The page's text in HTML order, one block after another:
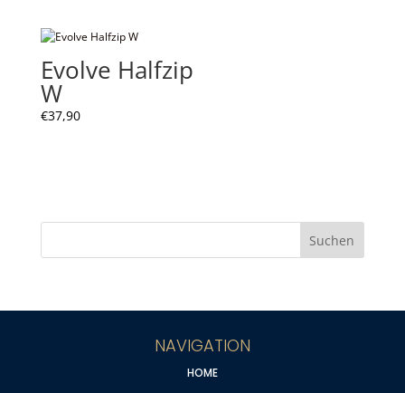
Evolve Halfzip
W
€37,90
NAVIGATION
HOME